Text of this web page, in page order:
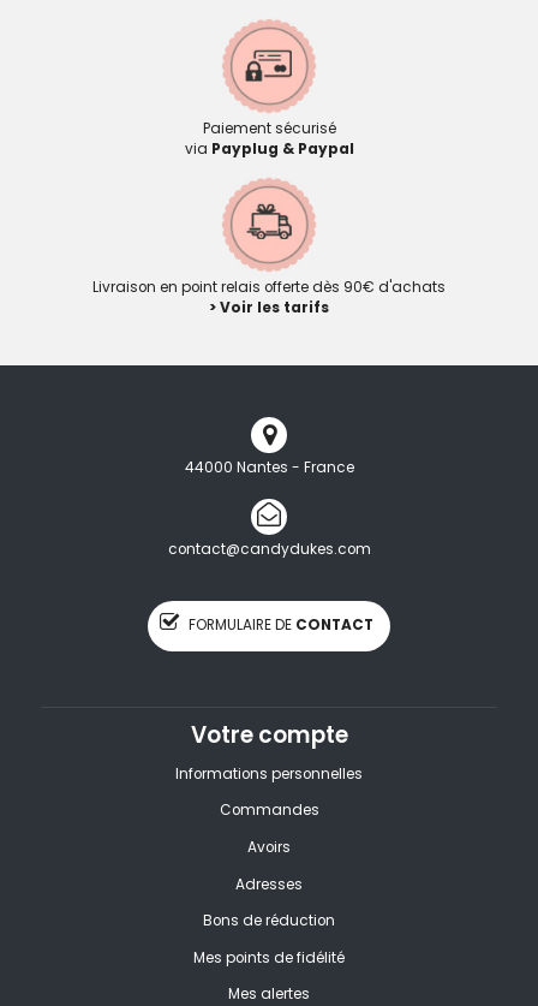
Paiement sécurisé
via Payplug & Paypal
Livraison en point relais offerte dès 90€ d'achats
> Voir les tarifs
44000 Nantes - France
contact@candydukes.com
FORMULAIRE DE CONTACT
Votre compte
Informations personnelles
Commandes
Avoirs
Adresses
Bons de réduction
Mes points de fidélité
Mes alertes